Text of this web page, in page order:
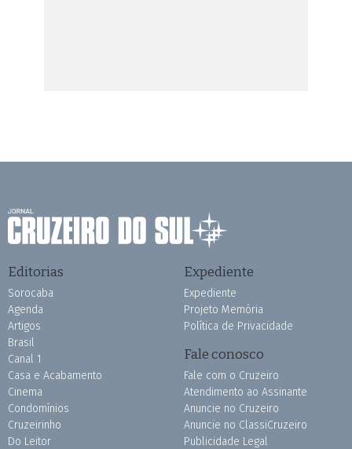
Editorias
Sorocaba
Agenda
Artigos
Brasil
Canal 1
Casa e Acabamento
Cinema
Condomínios
Cruzeirinho
Do Leitor
Expediente
Expediente
Projeto Memória
Política de Privacidade
Fale conosco
Fale com o Cruzeiro
Atendimento ao Assinante
Anuncie no Cruzeiro
Anuncie no ClassiCruzeiro
Publicidade Legal